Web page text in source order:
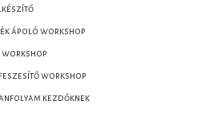
ápoló workshop
workshop
workshop
kezdőknek